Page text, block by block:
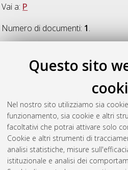
Questo sito
Nel nostro sito utilizziamo sia
funzionamento, sia cookie e altri
facoltativi che potrai attivare solo
Cookie e altri strumenti di
analisi statistiche, misure
istituzionale e analisi dei
Vai a: P
Numero di documenti: 1.
trawling fisheries in the Adriatic Sea.
Università di Bologna, Corso di
DM270] - Ravenna
Questa lista e' stata